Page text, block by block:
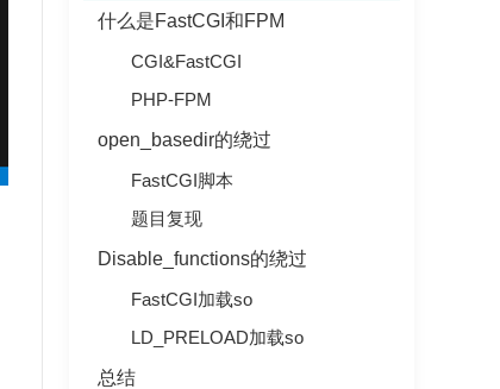
什么是FastCGI和FPM
CGI&FastCGI
PHP-FPM
open_basedir的绕过
FastCGI脚本
题目复现
Disable_functions的绕过
FastCGI加载so
LD_PRELOAD加载so
总结